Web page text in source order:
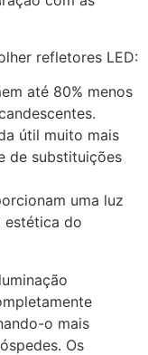
refletores LED:
até 80% menos
útil muito mais
de substituições
uma luz
estética do
o mais
Os